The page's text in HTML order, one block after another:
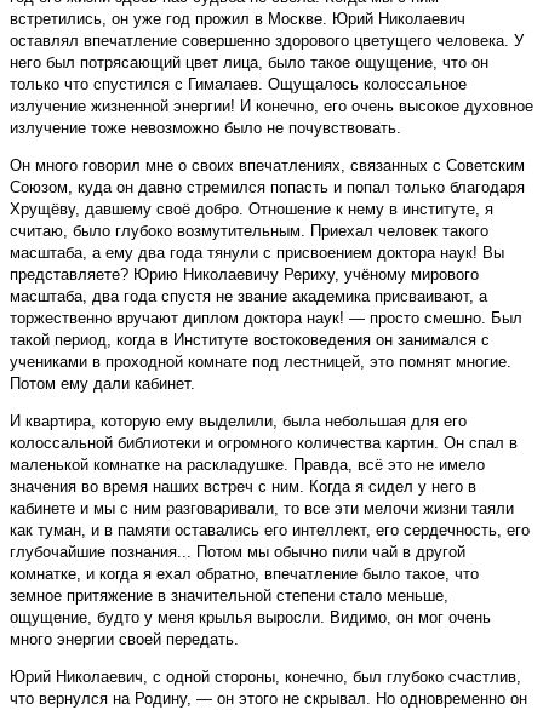
встретились, он уже год прожил в Москве. Юрий Николаевич
оставлял впечатление совершенно здорового цветущего человека. У
него был потрясающий цвет лица, было такое ощущение, что он
только что спустился с Гималаев. Ощущалось колоссальное
излучение жизненной энергии! И конечно, его очень высокое духовное
излучение тоже невозможно было не почувствовать.
Он много говорил мне о своих впечатлениях, связанных с Советским
Союзом, куда он давно стремился попасть и попал только благодаря
Хрущёву, давшему своё добро. Отношение к нему в институте, я
считаю, было глубоко возмутительным. Приехал человек такого
масштаба, а ему два года тянули с присвоением доктора наук! Вы
представляете? Юрию Николаевичу Рериху, учёному мирового
масштаба, два года спустя не звание академика присваивают, а
торжественно вручают диплом доктора наук! — просто смешно. Был
такой период, когда в Институте востоковедения он занимался с
учениками в проходной комнате под лестницей, это помнят многие.
Потом ему дали кабинет.
И квартира, которую ему выделили, была небольшая для его
колоссальной библиотеки и огромного количества картин. Он спал в
маленькой комнатке на раскладушке. Правда, всё это не имело
значения во время наших встреч с ним. Когда я сидел у него в
кабинете и мы с ним разговаривали, то все эти мелочи жизни таяли
как туман, и в памяти оставались его интеллект, его сердечность, его
глубочайшие познания... Потом мы обычно пили чай в другой
комнатке, и когда я ехал обратно, впечатление было такое, что
земное притяжение в значительной степени стало меньше,
ощущение, будто у меня крылья выросли. Видимо, он мог очень
много энергии своей передать.
Юрий Николаевич, с одной стороны, конечно, был глубоко счастлив,
что вернулся на Родину, — он этого не скрывал. Но одновременно он